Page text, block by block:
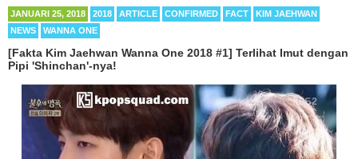
JANUARI 25, 2018 2018 ARTICLE CONFIRMED FACT
KIM JAEHWAN
NEWS
WANNA ONE
[Fakta Kim Jaehwan Wanna One 2018 #1] Terlihat Imut dengan
Pipi 'Shinchan'-nya!